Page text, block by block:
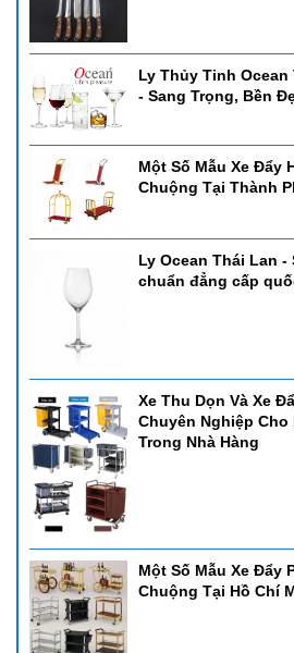
Ly Thủy Tinh
- Sang Trọng, Bền
Một Số Mẫu Xe Đẩy
Chuộng Tại Thành
Ly Ocean Thái Lan
chuẩn đẳng cấp
Xe Thu Dọn Và Xe
Chuyên Nghiệp Cho
Trong Nhà Hàng
Một Số Mẫu Xe Đẩy
Chuộng Tại Hồ Chí